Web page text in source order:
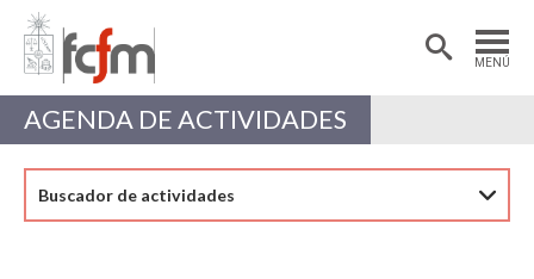
MENÚ
Estudiantes
Académicas/os
AGENDA DE ACTIVIDADES
Buscador de actividades